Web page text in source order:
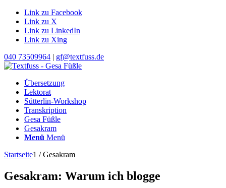
Link zu Facebook
Link zu X
Link zu LinkedIn
Link zu Xing
040 73509964 | gf@textfuss.de
Übersetzung
Lektorat
Sütterlin-Workshop
Transkription
Gesa Füßle
Gesakram
Menü Menü
Startseite1 / Gesakram
Gesakram: Warum ich blogge